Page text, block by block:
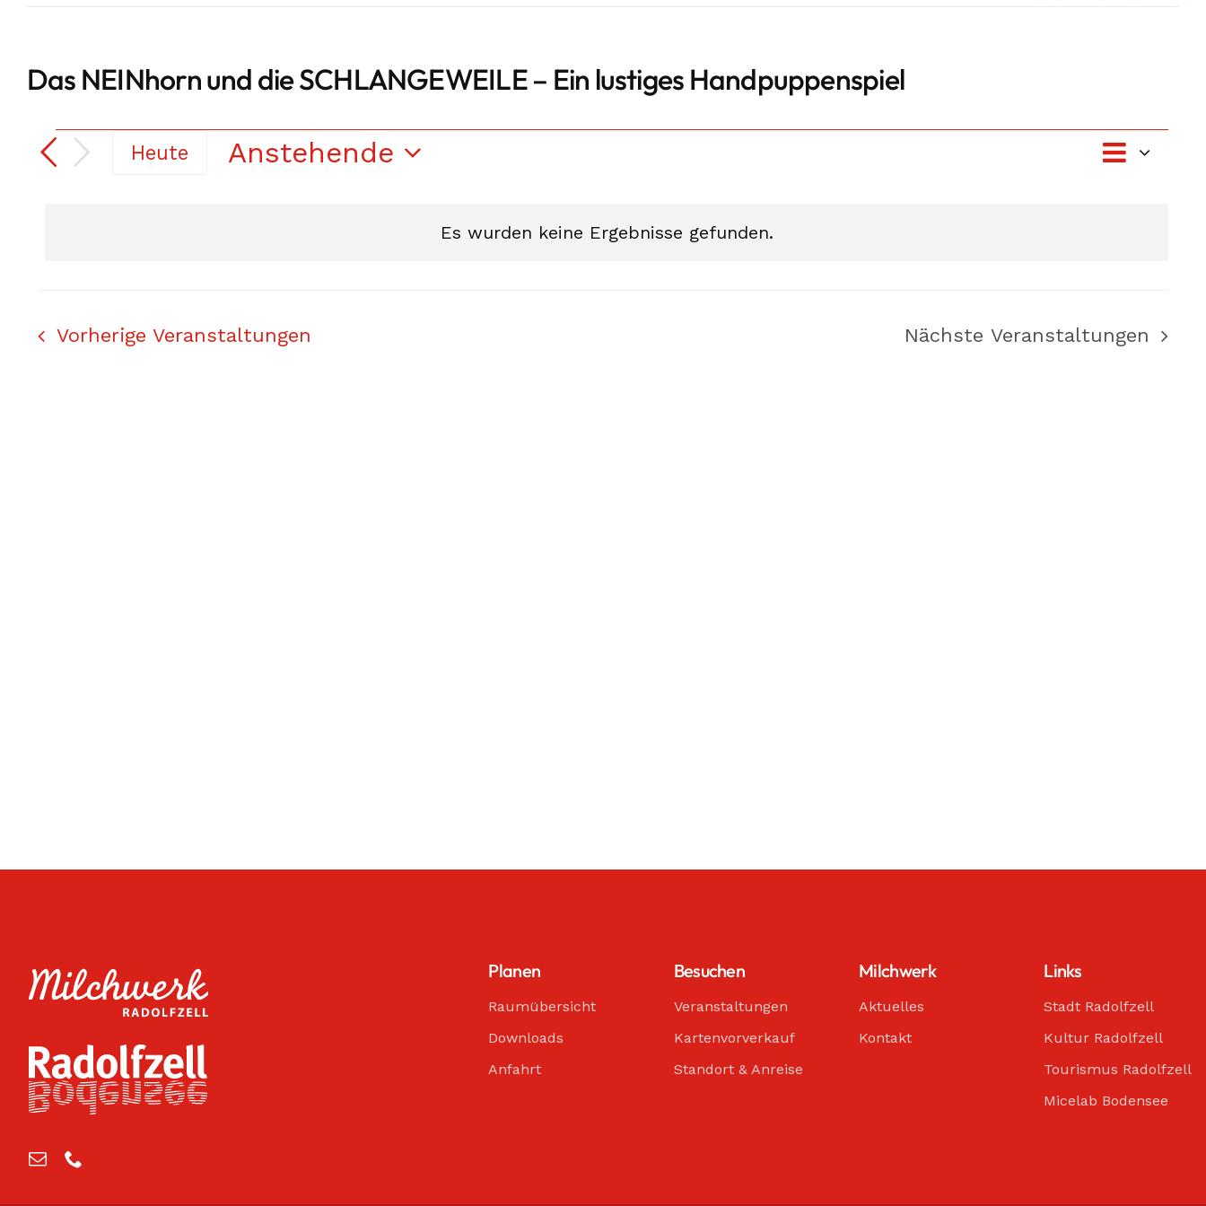
Das NEINhorn und die SCHLANGEWEILE – Ein lustiges Handpuppenspiel
Veranstaltungen
Hinweis
Es wurden keine Ergebnisse gefunden.
Heute
Anstehende
VorherigeVeranstaltungen Nächste Veranstaltungen
Planen
Raumübersicht
Downloads
Anfahrt
Besuchen
Veranstaltungen
Kartenvorverkauf
Standort & Anreise
Milchwerk
Aktuelles
Kontakt
Links
Stadt Radolfzell
Kultur Radolfzell
Tourismus Radolfzell
Micelab Bodensee